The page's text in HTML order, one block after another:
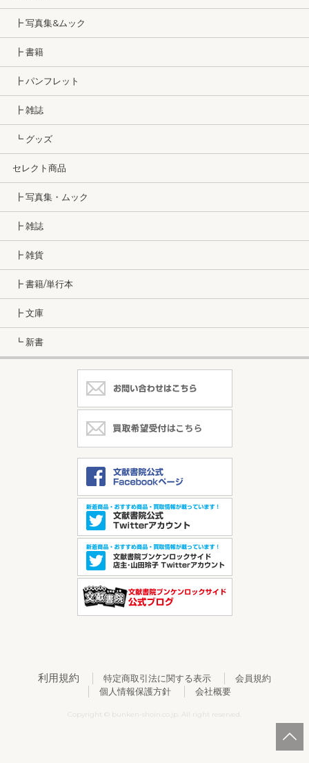
┣ 写真集&ムック
┣ 書籍
┣ パンフレット
┣ 雑誌
┗ グッズ
セレクト商品
┣ 写真集・ムック
┣ 雑誌
┣ 雑貨
┣ 書籍/単行本
┣ 文庫
┗ 新書
利用規約 特定商取引法に関する表示
会員規約
個人情報保護方針
会社概要
Copyright © bunken-shoin.co.jp. All right reserved.